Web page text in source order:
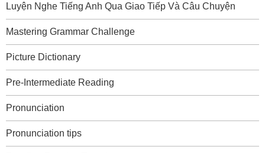
Luyện Nghe Tiếng Anh Qua Giao Tiếp Và Câu Chuyện
Mastering Grammar Challenge
Picture Dictionary
Pre-Intermediate Reading
Pronunciation
Pronunciation tips